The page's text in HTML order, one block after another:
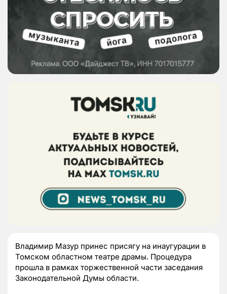
Владимир Мазур принес присягу на инаугурации в
Томском областном театре драмы. Процедура
прошла в рамках торжественной части заседания
Законодательной Думы области.